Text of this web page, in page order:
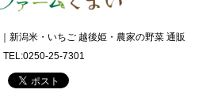
新潟米・いちご 越後姫・農家の野菜 通販
TEL:0250-25-7301